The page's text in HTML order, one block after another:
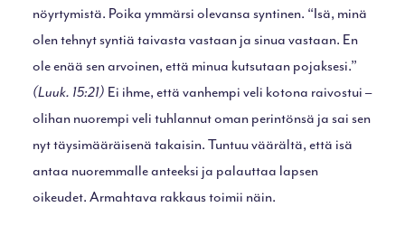
nöyrtymistä. Poika ymmärsi olevansa syntinen. “Isä, minä
olen tehnyt syntiä taivasta vastaan ja sinua vastaan. En
ole enää sen arvoinen, että minua kutsutaan pojaksesi.”
(Luuk. 15:21) Ei ihme, että vanhempi veli kotona raivostui –
olihan nuorempi veli tuhlannut oman perintönsä ja sai sen
nyt täysimääräisenä takaisin. Tuntuu väärältä, että isä
antaa nuoremmalle anteeksi ja palauttaa lapsen
oikeudet. Armahtava rakkaus toimii näin.